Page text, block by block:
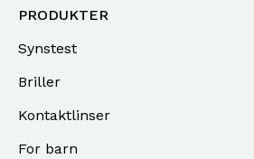
PRODUKTER
Synstest
Briller
Kontaktlinser
For barn